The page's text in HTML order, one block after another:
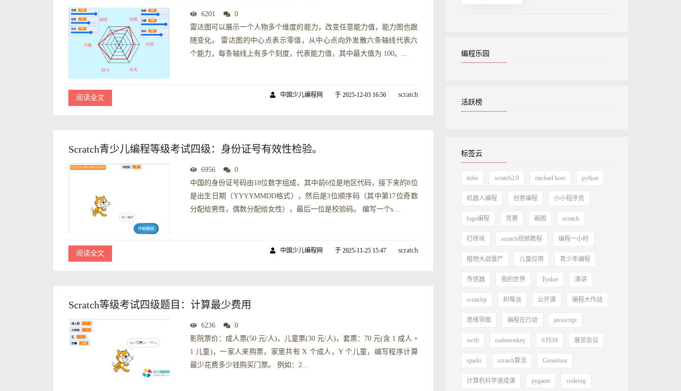
6201
0
雷达图可以展示一个人物多个维度的能力，改变任意能力值，能力图也跟
随变化。 雷达图的中心点表示零值，从中心点向外发散六条轴线代表六
个能力，每条轴线上有多个刻度，代表能力值，其中最大值为 100。...
阅读全文 中国少儿编程网 于 2025-12-03 16:56 scratch
Scratch青少儿编程等级考试四级：身份证号有效性检验。
6956
0
中国的身份证号码由18位数字组成，其中前6位是地区代码，接下来的8位
是出生日期（YYYYMMDD格式），然后是3位顺序码（其中第17位奇数
分配给男性，偶数分配给女性），最后一位是校验码。 编写一个s...
阅读全文 中国少儿编程网 于 2025-11-25 15:47 scratch
Scratch等级考试四级题目：计算最少费用
6236
0
影院票价：成人票(50 元/人)，儿童票(30 元/人)，套票：70 元(含 1 成人 +
1 儿童)，一家人来购票，家里共有 X 个成人，Y 个儿童，编写程序计算
最少花费多少钱购买门票。 例如：2...
编程乐园
活跃榜
标签云
tiobe scratch2.0 michael kors python
机器人编程 创意编程 小小程序员
logo编程 竞赛 画图 scratch
打砖块 scratch视频教程 编程一小时
植物大战僵尸 儿童应用 青少年编程
传感器 我的世界 Tynker 演讲
scratchjr 树莓派 公开课 编程大作战
思维导图 编程在行动 javascript
swift codemonkey STEM 展览会议
sparki scratch算法 Greenfoot
计算机科学速成课 pygame codeorg